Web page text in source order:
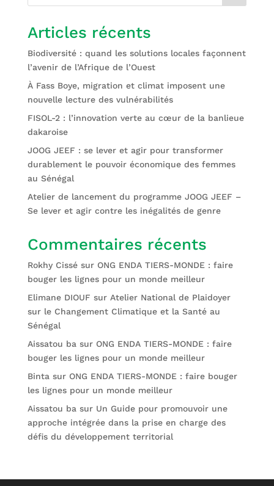
Articles récents
Biodiversité : quand les solutions locales façonnent
l’avenir de l’Afrique de l’Ouest
À Fass Boye, migration et climat imposent une
nouvelle lecture des vulnérabilités
FISOL-2 : l’innovation verte au cœur de la banlieue
dakaroise
JOOG JEEF : se lever et agir pour transformer
durablement le pouvoir économique des femmes
au Sénégal
Atelier de lancement du programme JOOG JEEF –
Se lever et agir contre les inégalités de genre
Commentaires récents
Rokhy Cissésur ONG ENDA TIERS-MONDE : faire
bouger les lignes pour un monde meilleur
Elimane DIOUF sur Atelier National de Plaidoyer
sur le Changement Climatique et la Santé au
Sénégal
Aissatou basur ONG ENDA TIERS-MONDE : faire
bouger les lignes pour un monde meilleur
Bintasur ONG ENDA TIERS-MONDE : faire bouger
les lignes pour un monde meilleur
Aissatou basur Un Guide pour promouvoir une
approche intégrée dans la prise en charge des
défis du développement territorial